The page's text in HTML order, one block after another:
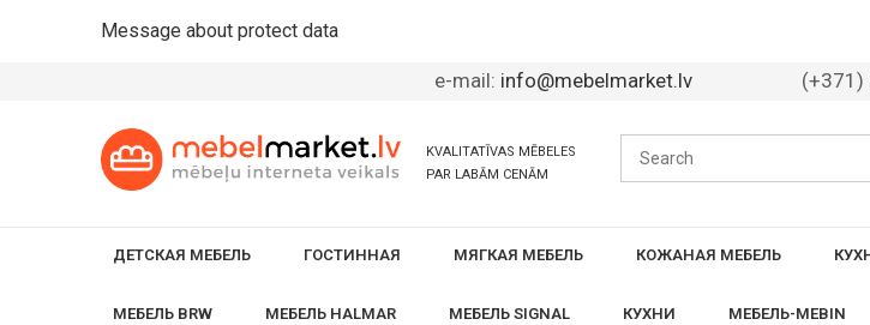
Message about protect data
e-mail: info@mebelmarket.lv (+371)
KVALITATĪVAS MĒBELES
PAR LABĀM CENĀM
ДЕТСКАЯ МЕБЕЛЬ ГОСТИННАЯ МЯГКАЯ МЕБЕЛЬ КОЖАНАЯ МЕБЕЛЬ
МЕБЕЛЬ BRW МЕБЕЛЬ HALMAR МЕБЕЛЬ SIGNAL КУХНИ МЕБЕЛЬ-MEBIN